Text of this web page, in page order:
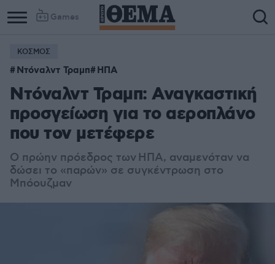
Games
ΚΟΣΜΟΣ
Ντόναλντ Τραμπ ΗΠΑ
Ντόναλντ Τραμπ: Αναγκαστική
προσγείωση για το αεροπλάνο
που τον μετέφερε
Ο πρώην πρόεδρος των ΗΠΑ, αναμενόταν να
δώσει το «παρών» σε συγκέντρωση στο
Μπόουζμαν